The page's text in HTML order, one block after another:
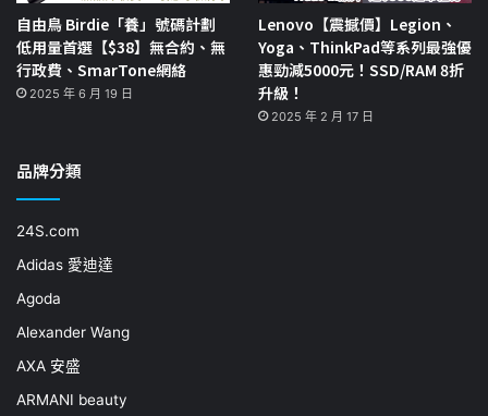
自由鳥 Birdie「養」號碼計劃
低用量首選【$38】無合約、無
行政費、SmarTone網絡
2025 年 6 月 19 日
Lenovo【震撼價】Legion、
Yoga、ThinkPad等系列最強優
惠勁減5000元！SSD/RAM 8折
升級！
2025 年 2 月 17 日
品牌分類
24S.com
Adidas 愛迪達
Agoda
Alexander Wang
AXA 安盛
ARMANI beauty